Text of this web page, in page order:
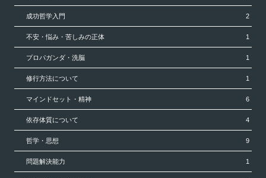
成功哲学入門 2
不安・悩み・苦しみの正体 1
プロパガンダ・洗脳 1
修行方法について 1
マインドセット・精神 6
依存体質について 4
哲学・思想 9
問題解決能力 1